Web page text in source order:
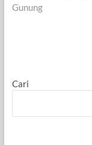
Gunung
Cari